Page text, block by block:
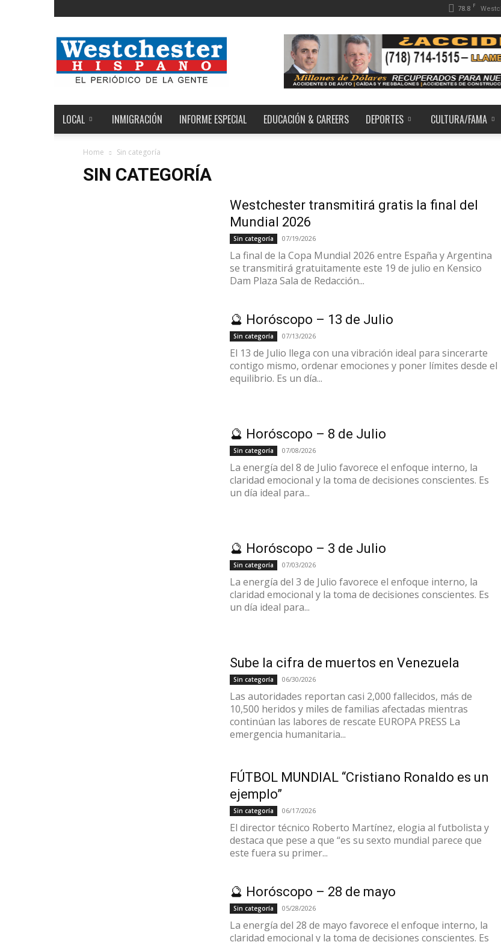
78.8 F
Noticias
de
Westchester,
Estados
y
el
Mundo
LOCAL INMIGRACIÓN INFORME ESPECIAL EDUCACIÓN & CAREERS DEPORTES CULTURA/FAMA
Home Sin categoría
SIN CATEGORÍA
Westchester transmitirá gratis la final del
Mundial 2026
Sin categoría 07/19/2026
La final de la Copa Mundial 2026 entre España y Argentina
se transmitirá gratuitamente este 19 de julio en Kensico
Dam Plaza Sala de Redacción...
🔮 Horóscopo – 13 de Julio
Sin categoría 07/13/2026
El 13 de Julio llega con una vibración ideal para sincerarte
contigo mismo, ordenar emociones y poner límites desde el
equilibrio. Es un día...
🔮 Horóscopo – 8 de Julio
Sin categoría 07/08/2026
La energía del 8 de Julio favorece el enfoque interno, la
claridad emocional y la toma de decisiones conscientes. Es
un día ideal para...
🔮 Horóscopo – 3 de Julio
Sin categoría 07/03/2026
La energía del 3 de Julio favorece el enfoque interno, la
claridad emocional y la toma de decisiones conscientes. Es
un día ideal para...
Sube la cifra de muertos en Venezuela
Sin categoría 06/30/2026
Las autoridades reportan casi 2,000 fallecidos, más de
10,500 heridos y miles de familias afectadas mientras
continúan las labores de rescate EUROPA PRESS La
emergencia humanitaria...
FÚTBOL MUNDIAL “Cristiano Ronaldo es un
ejemplo”
Sin categoría 06/17/2026
El director técnico Roberto Martínez, elogia al futbolista y
destaca que pese a que “es su sexto mundial parece que
este fuera su primer...
🔮 Horóscopo – 28 de mayo
Sin categoría 05/28/2026
La energía del 28 de mayo favorece el enfoque interno, la
claridad emocional y la toma de decisiones conscientes. Es